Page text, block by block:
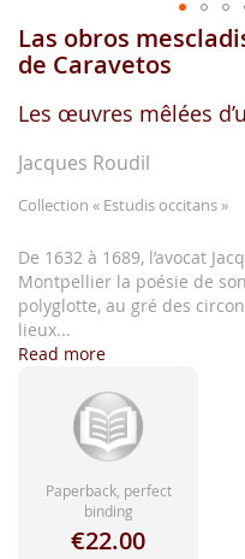
Skip
to
beginning
the
images
gallery
Las obros
de Caravetos
Les œuvres mêlées
Jacques Roudil
Collection « Estudis occitans »
De 1632 à 1689, l’avocat
Montpellier la poésie de
polyglotte, au gré des
lieux...
Read more
Paperback, perfect
binding
€22.00